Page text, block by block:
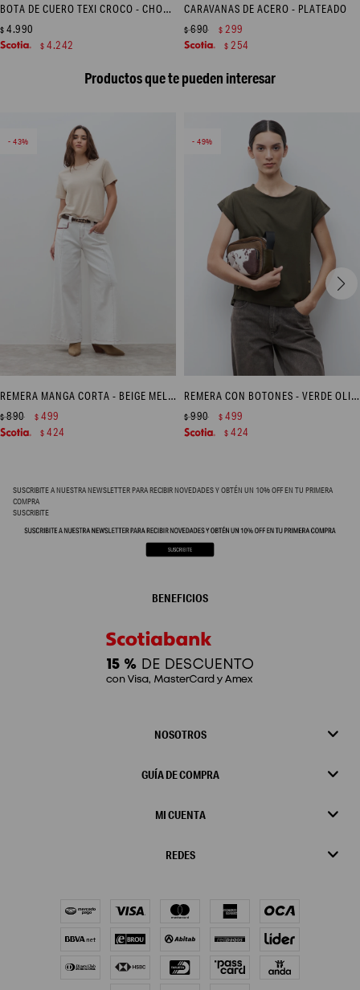
BOTA DE CUERO TEXI CROCO - CHOCOLATE
$ 4.990
$ 4.242
CARAVANAS DE ACERO - PLATEADO
$690 $ 299
$ 254
Productos que te pueden interesar
43
REMERA MANGA CORTA - BEIGE MELANGE
$890 $ 499
$ 424
49
REMERA CON BOTONES - VERDE OLIVA
$990 $ 499
$ 424
SUSCRIBITE A NUESTRA NEWSLETTER PARA RECIBIR NOVEDADES Y OBTÉN UN 10% OFF EN TU PRIMERA
COMPRA
SUSCRIBITE
NOSOTROS
GUÍA DE COMPRA
MI CUENTA
REDES
BENEFICIOS